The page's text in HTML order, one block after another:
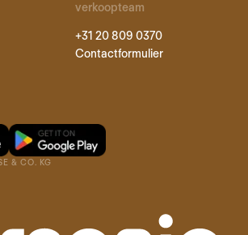
verkoopteam
+31 20 809 0370
Contactformulier
& CO. KG